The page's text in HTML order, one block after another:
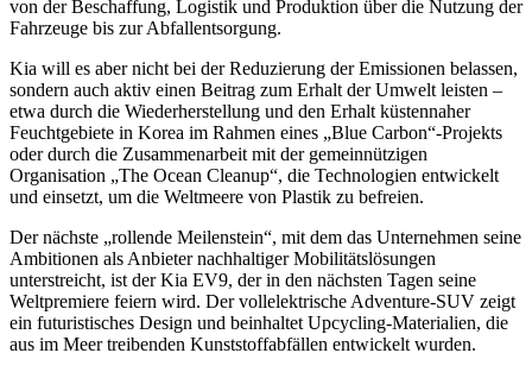
von der Beschaffung, Logistik und Produktion über die Nutzung der
Fahrzeuge bis zur Abfallentsorgung.
Kia will es aber nicht bei der Reduzierung der Emissionen belassen,
sondern auch aktiv einen Beitrag zum Erhalt der Umwelt leisten –
etwa durch die Wiederherstellung und den Erhalt küstennaher
Feuchtgebiete in Korea im Rahmen eines „Blue Carbon“-Projekts
oder durch die Zusammenarbeit mit der gemeinnützigen
Organisation „The Ocean Cleanup“, die Technologien entwickelt
und einsetzt, um die Weltmeere von Plastik zu befreien.
Der nächste „rollende Meilenstein“, mit dem das Unternehmen seine
Ambitionen als Anbieter nachhaltiger Mobilitätslösungen
unterstreicht, ist der Kia EV9, der in den nächsten Tagen seine
Weltpremiere feiern wird. Der vollelektrische Adventure-SUV zeigt
ein futuristisches Design und beinhaltet Upcycling-Materialien, die
aus im Meer treibenden Kunststoffabfällen entwickelt wurden.